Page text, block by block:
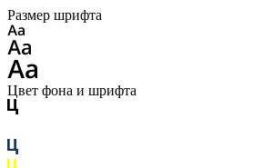
Размер шрифта
Цвет фона и шрифта